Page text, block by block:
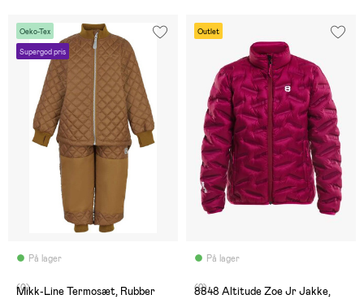
Oeko-Tex
Supergod pris
På lager
(0)
Mikk-Line Termosæt, Rubber
Outlet
På lager
(2)
8848 Altitude Zoe Jr Jakke,